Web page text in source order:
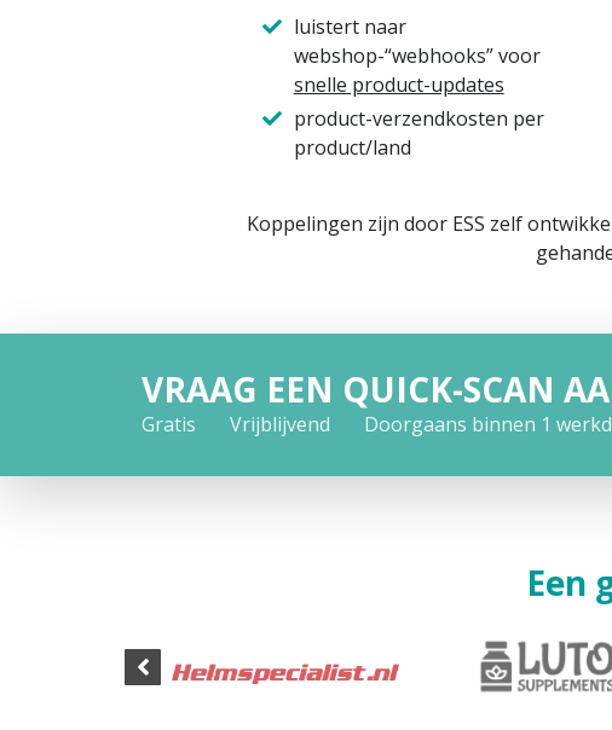
luistert naar
webshop-“webhooks” voor
snelle product-updates
product-verzendkosten per
product/land
Koppelingen zijn door ESS zelf
VRAAG EEN QUICK-SCAN
Gratis Vrijblijvend Doorgaans binnen 1
Een